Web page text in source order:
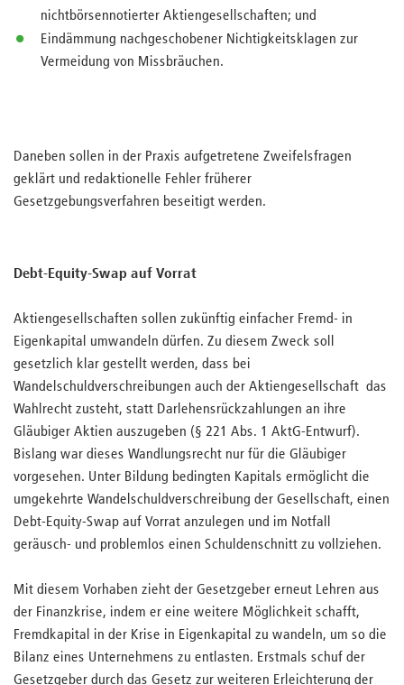
nichtbörsennotierter Aktiengesellschaften; und
Eindämmung nachgeschobener Nichtigkeitsklagen zur
Vermeidung von Missbräuchen.
Daneben sollen in der Praxis aufgetretene Zweifelsfragen
geklärt und redaktionelle Fehler früherer
Gesetzgebungsverfahren beseitigt werden.
Debt-Equity-Swap auf Vorrat
Aktiengesellschaften sollen zukünftig einfacher Fremd- in
Eigenkapital umwandeln dürfen. Zu diesem Zweck soll
gesetzlich klar gestellt werden, dass bei
Wandelschuldverschreibungen auch der Aktiengesellschaft das
Wahlrecht zusteht, statt Darlehensrückzahlungen an ihre
Gläubiger Aktien auszugeben (§ 221 Abs. 1 AktG-Entwurf).
Bislang war dieses Wandlungsrecht nur für die Gläubiger
vorgesehen. Unter Bildung bedingten Kapitals ermöglicht die
umgekehrte Wandelschuldverschreibung der Gesellschaft, einen
Debt-Equity-Swap auf Vorrat anzulegen und im Notfall
geräusch- und problemlos einen Schuldenschnitt zu vollziehen.
Mit diesem Vorhaben zieht der Gesetzgeber erneut Lehren aus
der Finanzkrise, indem er eine weitere Möglichkeit schafft,
Fremdkapital in der Krise in Eigenkapital zu wandeln, um so die
Bilanz eines Unternehmens zu entlasten. Erstmals schuf der
Gesetzgeber durch das Gesetz zur weiteren Erleichterung der